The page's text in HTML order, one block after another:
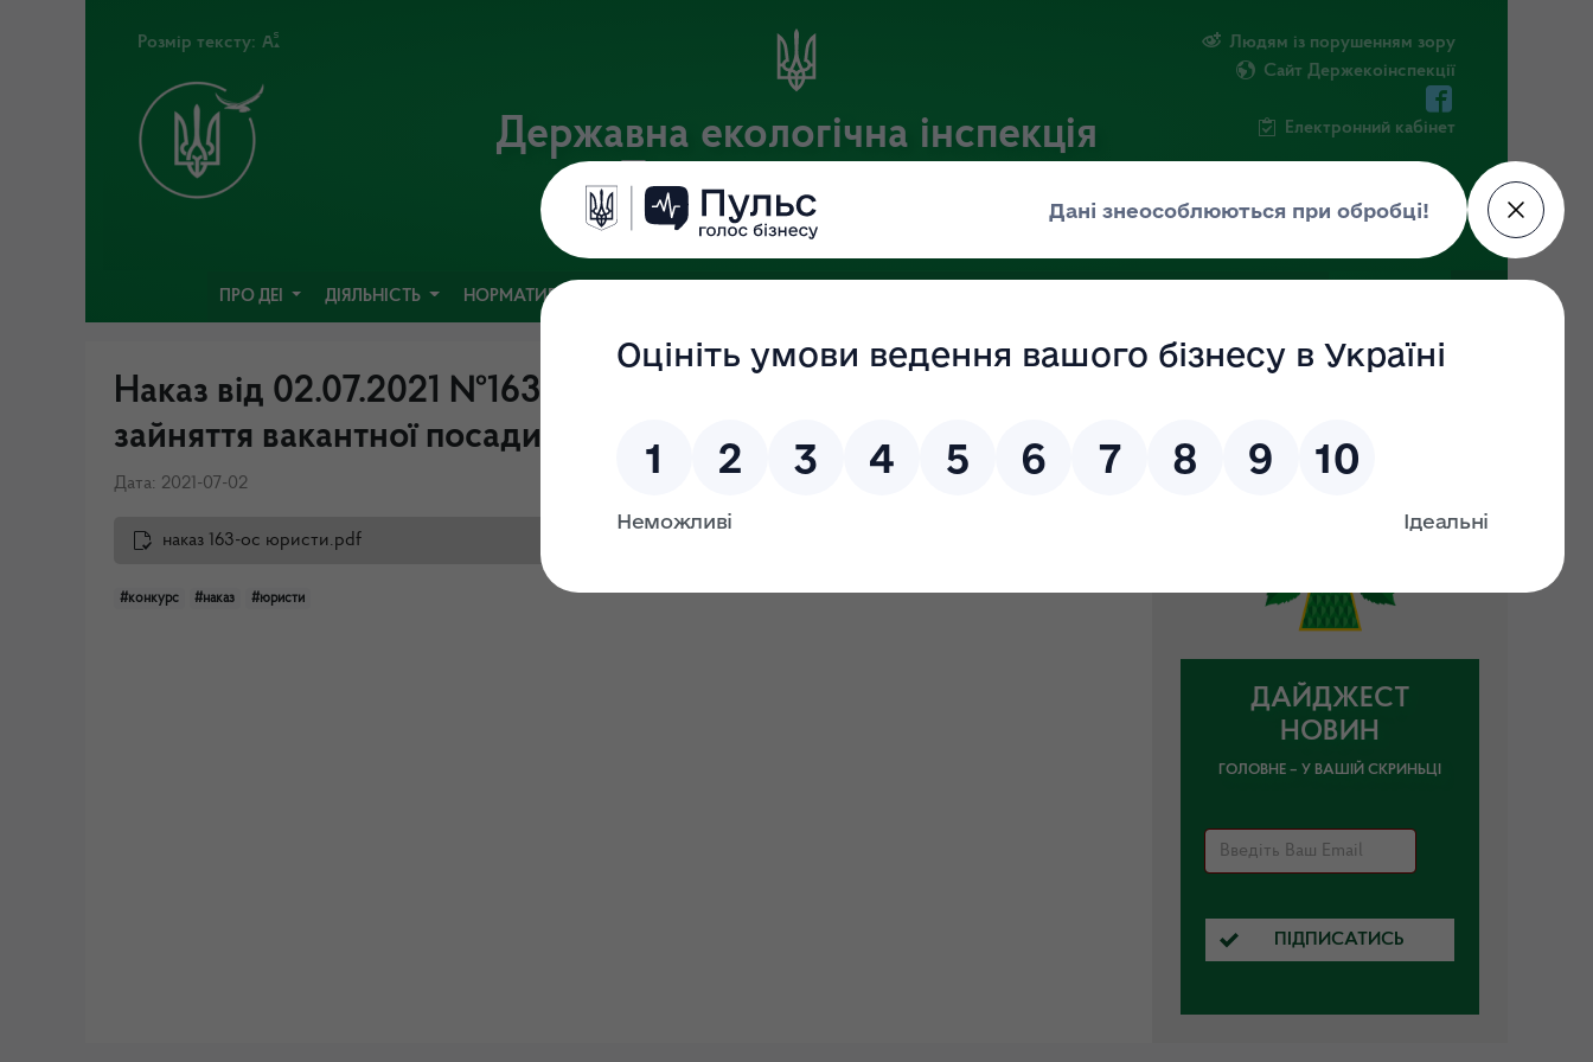
Розмір тексту:
Державна екологічна інспекція
Поліського округу
Офіційний веб-портал
Людям із порушенням зору
Сайт Держекоінспекції
Електронний кабінет
ПРО ДЕІ ДІЯЛЬНІСТЬ НОРМАТИВНА БАЗА
Наказ від 02.07.2021 №163-ОС "Про оголошення конкурсу на
зайняття вакантної посади державної служби"
Дата: 2021-07-02
наказ 163-ос юристи.pdf
#конкурс #наказ #юристи
ДАЙДЖЕСТ
НОВИН
ГОЛОВНЕ – У ВАШІЙ СКРИНЬЦІ
ПІДПИСАТИСЬ